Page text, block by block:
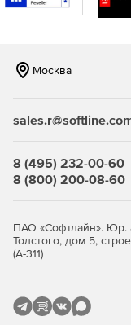
Москва
8 (495) 232-00-60
8 (800) 200-08-60
ПАО «Софтлайн». Юр.
Толстого, дом 5,
(А-311)